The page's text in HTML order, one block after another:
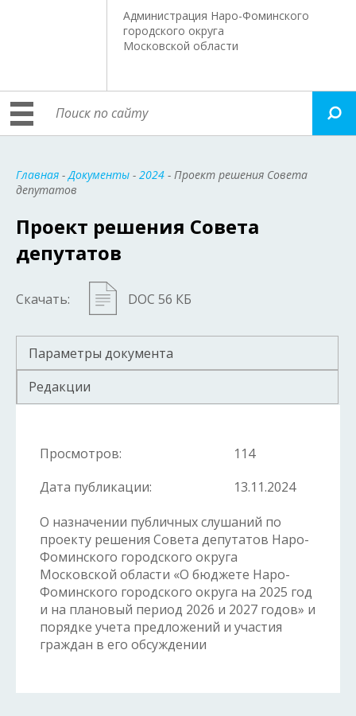
Администрация Наро-Фоминского
городского округа
Московской области
Главная -Документы - 2024 - Проект решения Совета
депутатов
Проект решения Совета
депутатов
Скачать: DOC 56 КБ
Параметры документа
Редакции
Просмотров:
114
Дата публикации:
13.11.2024
О назначении публичных слушаний по
проекту решения Совета депутатов Наро-
Фоминского городского округа
Московской области «О бюджете Наро-
Фоминского городского округа на 2025 год
и на плановый период 2026 и 2027 годов» и
порядке учета предложений и участия
граждан в его обсуждении